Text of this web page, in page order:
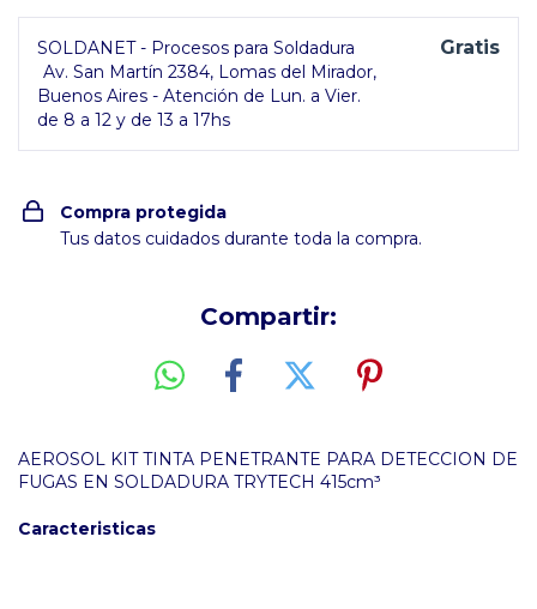
SOLDANET - Procesos para Soldadura
Av. San Martín 2384, Lomas del Mirador,
Buenos Aires - Atención de Lun. a Vier.
de 8 a 12 y de 13 a 17hs
Gratis
Compra protegida
Tus datos cuidados durante toda la compra.
Compartir:
AEROSOL KIT TINTA PENETRANTE PARA DETECCION DE
FUGAS EN SOLDADURA TRYTECH 415cm³
Caracteristicas